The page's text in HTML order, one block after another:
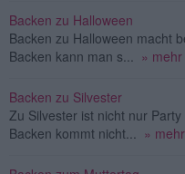
Backen zu Halloween
Backen zu Halloween macht
Backen kann man s...
» mehr
Backen zu Silvester
Zu Silvester ist nicht nur
Backen kommt nicht...
» mehr